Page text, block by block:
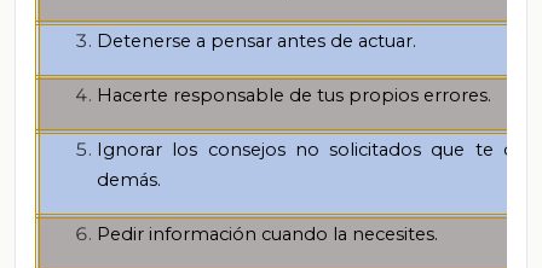
Detenerse a pensar antes de actuar.
Hacerte responsable de tus propios errores.
Ignorar los consejos no solicitados que te
demás.
Pedir información cuando la necesites.